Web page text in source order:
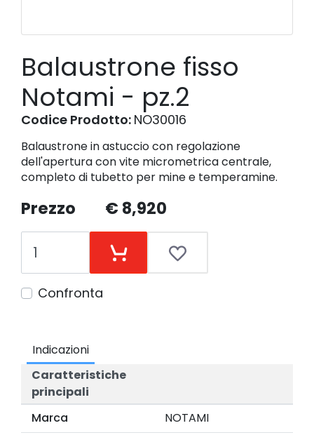
Balaustrone fisso
Notami - pz.2
Codice Prodotto: NO30016
Balaustrone in astuccio con regolazione
dell'apertura con vite micrometrica centrale,
completo di tubetto per mine e temperamine.
Prezzo € 8,920
Confronta
Indicazioni
Caratteristiche
principali
Marca
NOTAMI